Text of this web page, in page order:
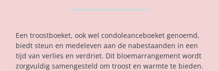
Een troostboeket, ook wel condoleanceboeket genoemd,
biedt steun en medeleven aan de nabestaanden in een
tijd van verlies en verdriet. Dit bloemarrangement wordt
zorgvuldig samengesteld om troost en warmte te bieden.